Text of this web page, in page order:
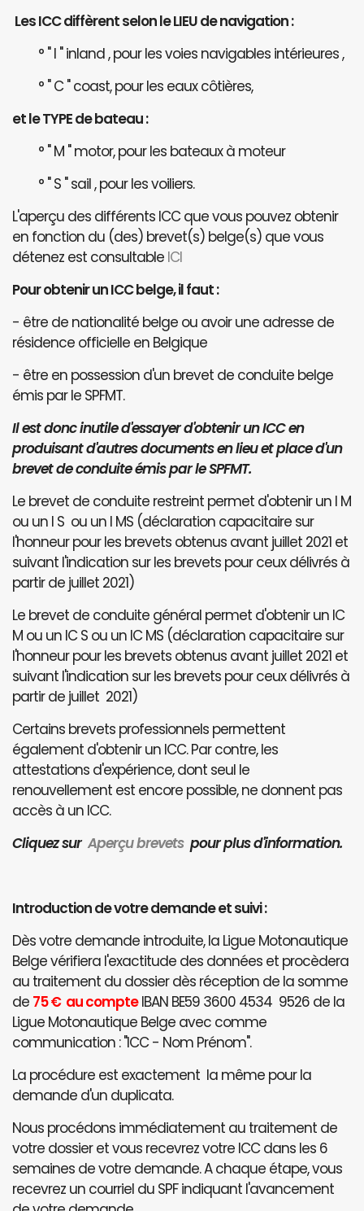
Les ICC diffèrent selon le LIEU de navigation :
° " I " inland , pour les voies navigables intérieures ,
° " C " coast, pour les eaux côtières,
et le TYPE de bateau :
° " M " motor, pour les bateaux à moteur
° " S " sail , pour les voiliers.
L'aperçu des différents ICC que vous pouvez obtenir
en fonction du (des) brevet(s) belge(s) que vous
détenez est consultable ICI
Pour obtenir un ICC belge, il faut :
- être de nationalité belge ou avoir une adresse de
résidence officielle en Belgique
- être en possession d'un brevet de conduite belge
émis par le SPFMT.
Il est donc inutile d'essayer d'obtenir un ICC en
produisant d'autres documents en lieu et place d'un
brevet de conduite émis par le SPFMT.
Le brevet de conduite restreint permet d'obtenir un I M
ou un I S ou un I MS (déclaration capacitaire sur
l'honneur pour les brevets obtenus avant juillet 2021 et
suivant l'indication sur les brevets pour ceux délivrés à
partir de juillet 2021)
Le brevet de conduite général permet d'obtenir un IC
M ou un IC S ou un IC MS (déclaration capacitaire sur
l'honneur pour les brevets obtenus avant juillet 2021 et
suivant l'indication sur les brevets pour ceux délivrés à
partir de juillet 2021)
Certains brevets professionnels permettent
également d'obtenir un ICC. Par contre, les
attestations d'expérience, dont seul le
renouvellement est encore possible, ne donnent pas
accès à un ICC.
Cliquez surAperçu brevets pour plus d'information.
Introduction de votre demande et suivi :
Dès votre demande introduite, la Ligue Motonautique
Belge vérifiera l'exactitude des données et procèdera
au traitement du dossier dès réception de la somme
de 75 € au compteIBAN BE59 3600 4534 9526 de la
Ligue Motonautique Belge avec comme
communication : "ICC - Nom Prénom".
La procédure est exactement la même pour la
demande d'un duplicata.
Nous procédons immédiatement au traitement de
votre dossier et vous recevrez votre ICC dans les 6
semaines de votre demande. A chaque étape, vous
recevrez un courriel du SPF indiquant l'avancement